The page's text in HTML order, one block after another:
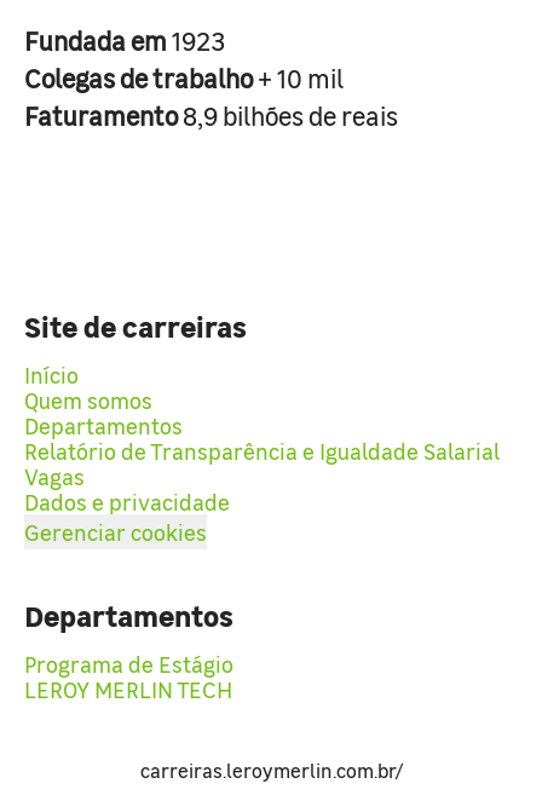
Fundada em1923
Colegas de trabalho+ 10 mil
Faturamento8,9 bilhões de reais
Site de carreiras
Início
Quem somos
Departamentos
Relatório de Transparência e Igualdade Salarial
Vagas
Dados e privacidade
Gerenciar cookies
Departamentos
Programa de Estágio
LEROY MERLIN TECH
carreiras.leroymerlin.com.br/